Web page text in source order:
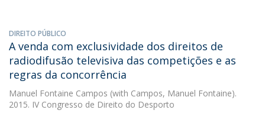
DIREITO PÚBLICO
A venda com exclusividade dos direitos de
radiodifusão televisiva das competições e as
regras da concorrência
Manuel Fontaine Campos (with Campos, Manuel Fontaine).
2015. IV Congresso de Direito do Desporto